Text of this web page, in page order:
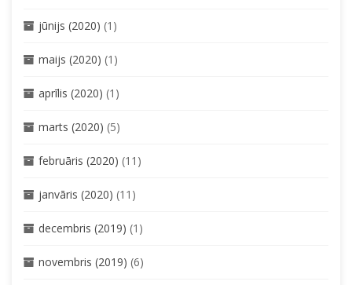
jūnijs (2020) (1)
maijs (2020) (1)
aprīlis (2020) (1)
marts (2020) (5)
februāris (2020) (11)
janvāris (2020) (11)
decembris (2019) (1)
novembris (2019) (6)